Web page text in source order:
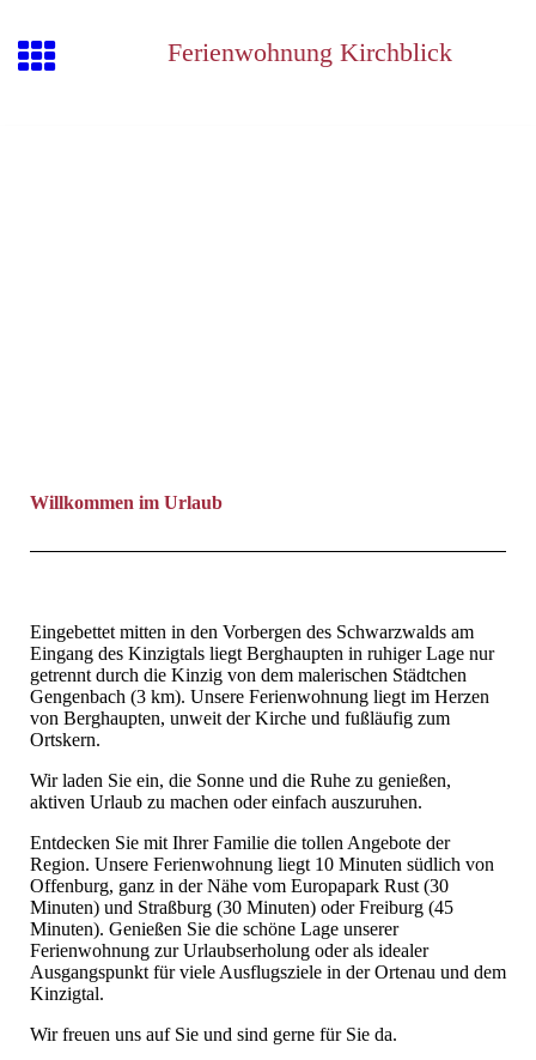
Ferienwohnung Kirchblick
Willkommen im Urlaub
Eingebettet mitten in den Vorbergen des Schwarzwalds am
Eingang des Kinzigtals liegt Berghaupten in ruhiger Lage nur
getrennt durch die Kinzig von dem malerischen Städtchen
Gengenbach (3 km). Unsere Ferienwohnung liegt im Herzen
von Berghaupten, unweit der Kirche und fußläufig zum
Ortskern.
Wir laden Sie ein, die Sonne und die Ruhe zu genießen,
aktiven Urlaub zu machen oder einfach auszuruhen.
Entdecken Sie mit Ihrer Familie die tollen Angebote der
Region. Unsere Ferienwohnung liegt 10 Minuten südlich von
Offenburg, ganz in der Nähe vom Europapark Rust (30
Minuten) und Straßburg (30 Minuten) oder Freiburg (45
Minuten). Genießen Sie die schöne Lage unserer
Ferienwohnung zur Urlaubserholung oder als idealer
Ausgangspunkt für viele Ausflugsziele in der Ortenau und dem
Kinzigtal.
Wir freuen uns auf Sie und sind gerne für Sie da.